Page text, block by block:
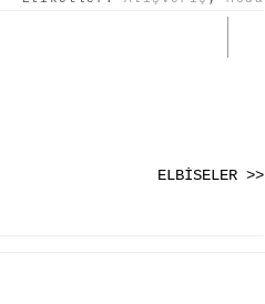
ELBİSELER >>